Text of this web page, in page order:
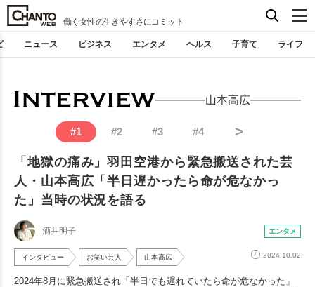
働く女性の生きやすさにコミット
ニュース ビジネス エンタメ ヘルス 子育て ライフ
山本高広
#1 #2 #3 #4 >
「地獄の痛み」羽田空港から緊急搬送された芸
人・山本高広「半日遅かったら命が危なかっ
た」当時の状況を語る
酒井明子 エンタメ
インタビュー お笑い芸人 山本高広 2024.10.02
2024年8月に緊急搬送され「半日でも遅れていたら命が危なかった」